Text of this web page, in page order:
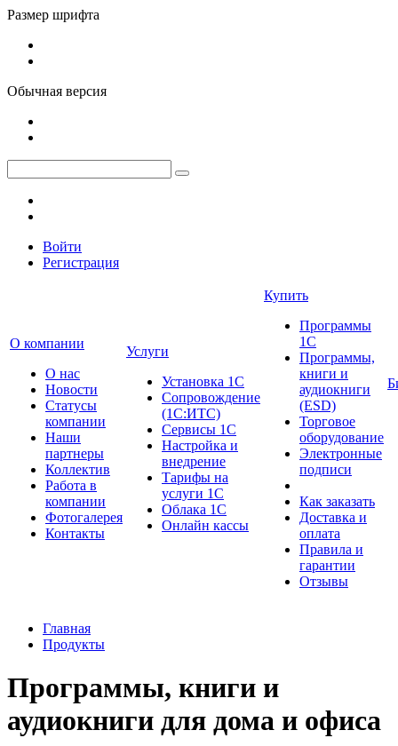
Размер шрифта
Обычная версия
Войти
Регистрация
О компании
О нас
Новости
Cтатусы
компании
Наши
партнеры
Коллектив
Работа в
компании
Фотогалерея
Контакты
Услуги
Установка 1С
Сопровождение
(1С:ИТС)
Сервисы 1С
Настройка и
внедрение
Тарифы на
услуги 1С
Облака 1С
Онлайн кассы
Купить
Программы
1С
Программы,
книги и
аудиокниги
(ESD)
Торговое
оборудование
Электронные
подписи
Как заказать
Доставка и
оплата
Правила и
гарантии
Отзывы
Главная
Продукты
Программы, книги и
аудиокниги для дома и офиса